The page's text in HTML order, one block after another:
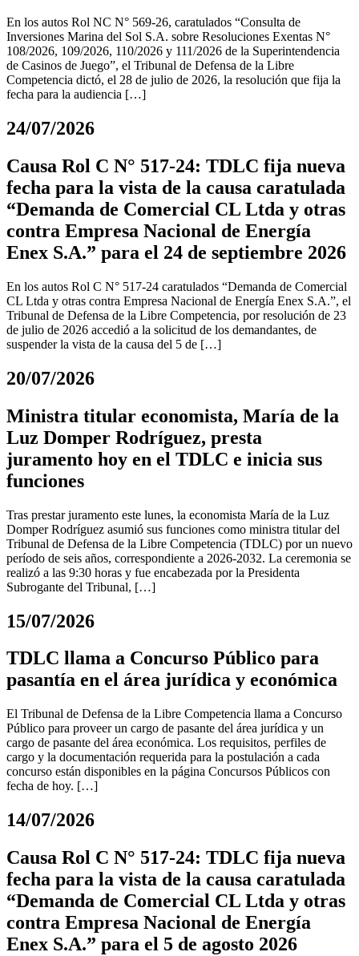
En los autos Rol NC N° 569-26, caratulados “Consulta de
Inversiones Marina del Sol S.A. sobre Resoluciones Exentas N°
108/2026, 109/2026, 110/2026 y 111/2026 de la Superintendencia
de Casinos de Juego”, el Tribunal de Defensa de la Libre
Competencia dictó, el 28 de julio de 2026, la resolución que fija la
fecha para la audiencia […]
24/07/2026
Causa Rol C N° 517-24: TDLC fija nueva
fecha para la vista de la causa caratulada
“Demanda de Comercial CL Ltda y otras
contra Empresa Nacional de Energía
Enex S.A.” para el 24 de septiembre 2026
En los autos Rol C N° 517-24 caratulados “Demanda de Comercial
CL Ltda y otras contra Empresa Nacional de Energía Enex S.A.”, el
Tribunal de Defensa de la Libre Competencia, por resolución de 23
de julio de 2026 accedió a la solicitud de los demandantes, de
suspender la vista de la causa del 5 de […]
20/07/2026
Ministra titular economista, María de la
Luz Domper Rodríguez, presta
juramento hoy en el TDLC e inicia sus
funciones
Tras prestar juramento este lunes, la economista María de la Luz
Domper Rodríguez asumió sus funciones como ministra titular del
Tribunal de Defensa de la Libre Competencia (TDLC) por un nuevo
período de seis años, correspondiente a 2026-2032. La ceremonia se
realizó a las 9:30 horas y fue encabezada por la Presidenta
Subrogante del Tribunal, […]
15/07/2026
TDLC llama a Concurso Público para
pasantía en el área jurídica y económica
El Tribunal de Defensa de la Libre Competencia llama a Concurso
Público para proveer un cargo de pasante del área jurídica y un
cargo de pasante del área económica. Los requisitos, perfiles de
cargo y la documentación requerida para la postulación a cada
concurso están disponibles en la página Concursos Públicos con
fecha de hoy. […]
14/07/2026
Causa Rol C N° 517-24: TDLC fija nueva
fecha para la vista de la causa caratulada
“Demanda de Comercial CL Ltda y otras
contra Empresa Nacional de Energía
Enex S.A.” para el 5 de agosto 2026